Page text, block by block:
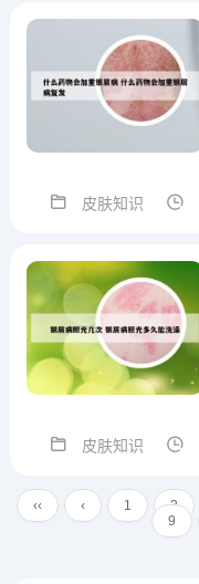
皮肤知识
皮肤知识
‹‹ ‹ 1 2
9